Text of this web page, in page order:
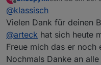
Offline zuletzt editiert
@klassisch
Vielen Dank für deinen
@arteck hat sich heute
Freue mich das er noch
Nochmals Danke an